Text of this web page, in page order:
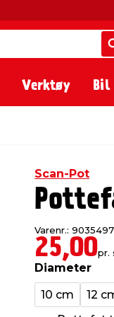
Verktøy
Scan-Pot
Varenr.: 9035497
25,00pr.
Diameter
10 cm
12